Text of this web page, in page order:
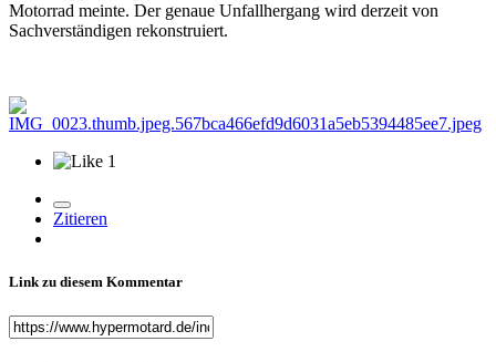
Motorrad meinte. Der genaue Unfallhergang wird derzeit von
Sachverständigen rekonstruiert.
1
Zitieren
Link zu diesem Kommentar